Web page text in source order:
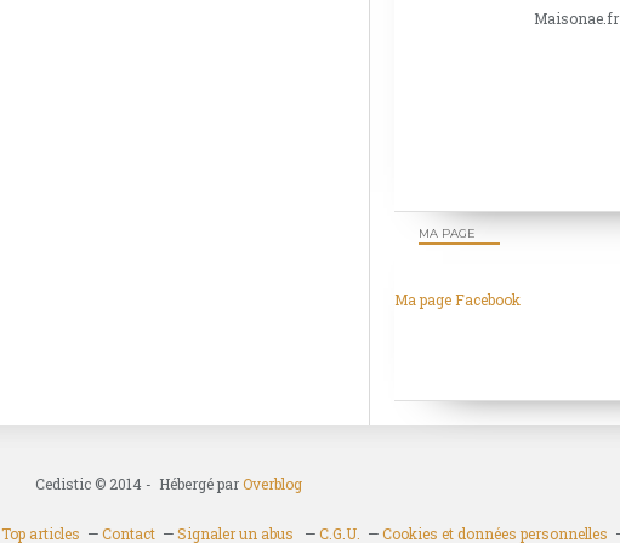
Maisonae.fr
MA PAGE
Ma page Facebook
Cedistic © 2014 - Hébergé parOverblog
Top articles Contact Signaler un abus C.G.U. Cookies et données personnelles